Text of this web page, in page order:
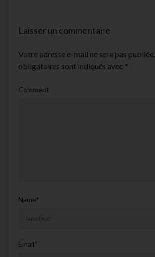
Laisser un commentaire
Votre adresse e-mail ne sera pas publiée.
obligatoires sont indiqués avec *
Comment
Name*
Email*